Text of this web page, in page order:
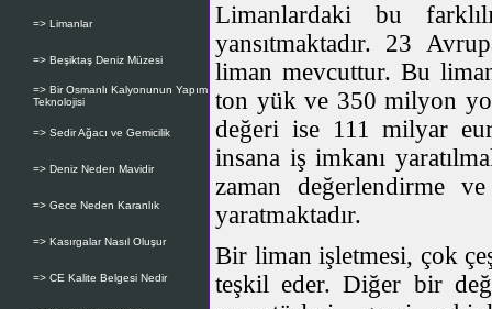
=> Limanlar
=> Beşiktaş Deniz Müzesi
=> Bir Osmanlı Kalyonunun Yapım
Teknolojisi
=> Sedir Ağacı ve Gemicilik
=> Deniz Neden Mavidir
=> Gece Neden Karanlık
=> Kasırgalar Nasıl Oluşur
=> CE Kalite Belgesi Nedir
Limanlardaki bu
yansıtmaktadır. 23
liman mevcuttur. Bu
ton yük ve 350 milyon
değeri ise 111 milyar
insana iş imkanı
zaman değerlendirme
yaratmaktadır.
Bir liman işletmesi, çok
teşkil eder. Diğer bir